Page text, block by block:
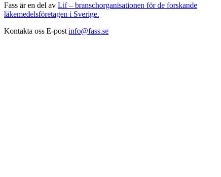
Fass är en del av Lif – branschorganisationen för de forskande
läkemedelsföretagen i Sverige.
Kontakta oss E-post info@fass.se